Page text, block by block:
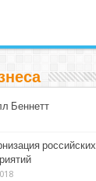
Беннетт
российских